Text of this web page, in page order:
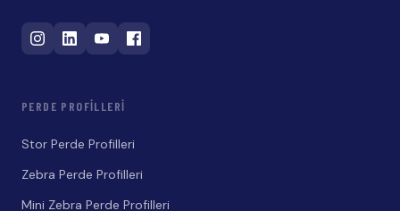
PERDE PROFILLERI
Stor Perde Profilleri
Zebra Perde Profilleri
Mini Zebra Perde Profilleri